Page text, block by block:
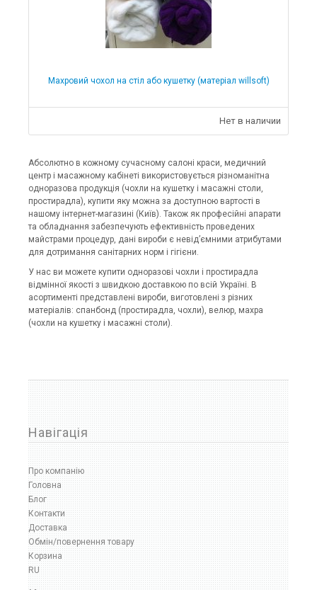
Махровий чохол на стіл або кушетку (матеріал willsoft)
Нет в наличии
Абсолютно в кожному сучасному салоні краси, медичний
центр і масажному кабінеті використовується різноманітна
одноразова продукція (чохли на кушетку і масажні столи,
простирадла), купити яку можна за доступною вартості в
нашому інтернет-магазині (Київ). Також як професійні апарати
та обладнання забезпечують ефективність проведених
майстрами процедур, дані вироби є невід’ємними атрибутами
для дотримання санітарних норм і гігієни.
У нас ви можете купити одноразові чохли і простирадла
відмінної якості з швидкою доставкою по всій Україні. В
асортименті представлені вироби, виготовлені з різних
матеріалів: спанбонд (простирадла, чохли), велюр, махра
(чохли на кушетку і масажні столи).
Навігація
Про компанію
Головна
Блог
Контакти
Доставка
Обмін/повернення товару
Корзина
RU